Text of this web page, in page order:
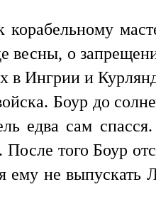
весны, о
в Ингрии и
Боур до
едва сам
того Боур
не выпускать